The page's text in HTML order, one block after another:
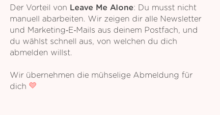
Der Vorteil von Leave Me Alone: Du musst nicht
manuell abarbeiten. Wir zeigen dir alle Newsletter
und Marketing‑E‑Mails aus deinem Postfach, und
du wählst schnell aus, von welchen du dich
abmelden willst.
Wir übernehmen die mühselige Abmeldung für
dich